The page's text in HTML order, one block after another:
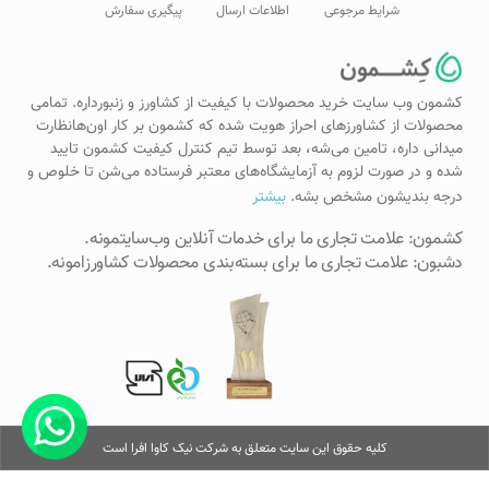
کشمون وب سایت خرید محصولات با کیفیت از کشاورز و زنبورداره. تمامی
محصولات از کشاورزهای احراز هویت شده که کشمون بر کار اون‌هانظارت
میدانی داره، تامین می‌شه، بعد توسط تیم کنترل کیفیت کشمون تایید
شده و در صورت لزوم به آزمایشگاه‌های معتبر فرستاده می‌شن تا خلوص و
درجه بندیشون مشخص بشه. بیشتر
شرایط مرجوعی اطلاعات ارسال پیگیری سفارش
کشمون: علامت تجاری ما برای خدمات آنلاین وب‌سایتمونه.
دشبون: علامت تجاری ما برای بسته‌بندی محصولات کشاورزامونه.
کلیه حقوق این سایت متعلق به شرکت نیک کاوا افرا است